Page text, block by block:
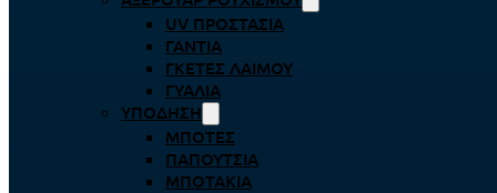
UV ΠΡΟΣΤΑΣΊΑ
ΓΆΝΤΙΑ
ΓΚΈΤΕΣ ΛΑΊΜΟΥ
ΓΥΑΛΙΆ
ΥΠΌΔΗΣΗ
ΜΠΌΤΕΣ
ΠΑΠΟΎΤΣΙΑ
ΜΠΟΤΆΚΙΑ